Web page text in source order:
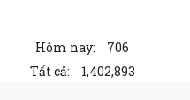
đánh diệt chuột, bảo vệ lúa
Hôm nay:
706
Tất cả: 1,402,893